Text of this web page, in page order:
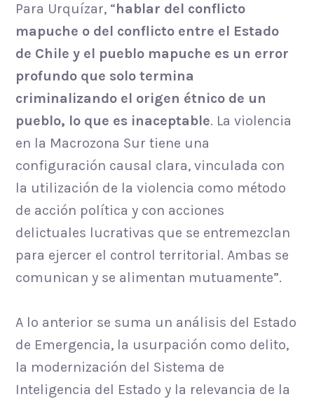
Para Urquízar, “hablar del conflicto
mapuche o del conflicto entre el Estado
de Chile y el pueblo mapuche es un error
profundo que solo termina
criminalizando el origen étnico de un
pueblo, lo que es inaceptable. La violencia
en la Macrozona Sur tiene una
configuración causal clara, vinculada con
la utilización de la violencia como método
de acción política y con acciones
delictuales lucrativas que se entremezclan
para ejercer el control territorial. Ambas se
comunican y se alimentan mutuamente”.
A lo anterior se suma un análisis del Estado
de Emergencia, la usurpación como delito,
la modernización del Sistema de
Inteligencia del Estado y la relevancia de la